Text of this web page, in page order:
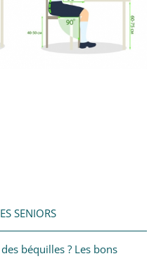
SENIORS
béquilles ? Les bons